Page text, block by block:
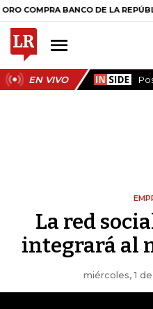
BANCO DE LA REPÚBLICA
EN VIVO
La red
integrará al
miércoles, 1